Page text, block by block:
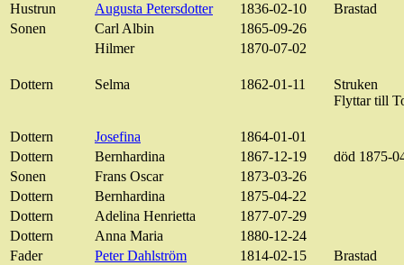
Hustrun
Augusta Petersdotter 1836-02-10
Brastad
Sonen
Carl Albin
1865-09-26
Hilmer
1870-07-02
Dottern Selma 1862-01-11
Struken
Flyttar till
Dottern Josefina
1864-01-01
Dottern
Bernhardina 1867-12-19
död 1875-
Sonen
Frans Oscar
1873-03-26
Dottern
Bernhardina
1875-04-22
Dottern
Adelina Henrietta
1877-07-29
Dottern
Anna Maria
1880-12-24
Fader
Peter Dahlström 1814-02-15 Brastad